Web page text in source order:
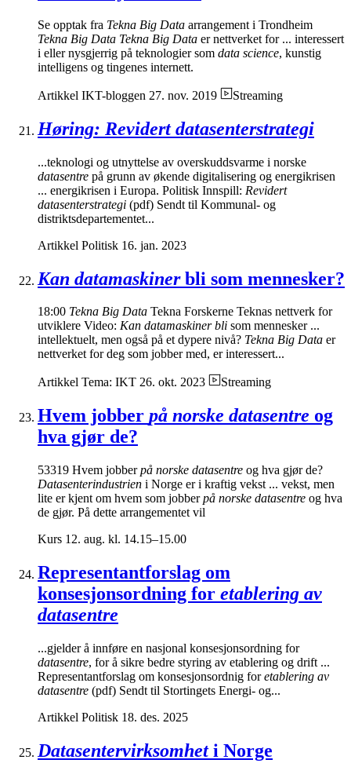
Se opptak fra Tekna Big Data arrangement i Trondheim
Tekna Big Data Tekna Big Data er nettverket for ... interessert
i eller nysgjerrig på teknologier som data science, kunstig
intelligens og tingenes internett.
Artikkel IKT-bloggen 27. nov. 2019 Streaming
Høring: Revidert datasenterstrategi
...teknologi og utnyttelse av overskuddsvarme i norske
datasentre på grunn av økende digitalisering og energikrisen
... energikrisen i Europa. Politisk Innspill: Revidert
datasenterstrategi (pdf) Sendt til Kommunal- og
distriktsdepartementet...
Artikkel Politisk 16. jan. 2023
Kan datamaskinerbli som mennesker?
18:00 Tekna Big Data Tekna Forskerne Teknas nettverk for
utviklere Video: Kan datamaskiner bli som mennesker ...
intellektuelt, men også på et dypere nivå? Tekna Big Data er
nettverket for deg som jobber med, er interessert...
Artikkel Tema: IKT 26. okt. 2023 Streaming
Hvem jobber på norske datasentre og
hva gjør de?
53319 Hvem jobberpå norske datasentre og hva gjør de?
Datasenterindustrien i Norge er i kraftig vekst ... vekst, men
lite er kjent om hvem som jobberpå norske datasentre og hva
de gjør. På dette arrangementet vil
Kurs 12. aug. kl. 14.15–15.00
Representantforslag om
konsesjonsordning for etablering av
datasentre
...gjelder å innføre en nasjonal konsesjonsordning for
datasentre, for å sikre bedre styring av etablering og drift ...
Representantforslag om konsesjonsordnig foretablering av
datasentre (pdf) Sendt til Stortingets Energi- og...
Artikkel Politisk 18. des. 2025
Datasentervirksomheti Norge